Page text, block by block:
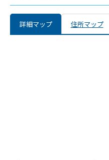
詳細マップ 住所マップ